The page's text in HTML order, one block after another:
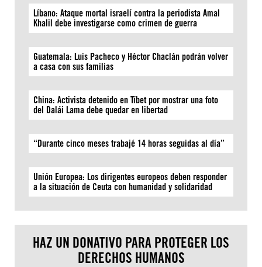
Líbano: Ataque mortal israelí contra la periodista Amal
Khalil debe investigarse como crimen de guerra
Guatemala: Luis Pacheco y Héctor Chaclán podrán volver
a casa con sus familias
China: Activista detenido en Tíbet por mostrar una foto
del Dalái Lama debe quedar en libertad
“Durante cinco meses trabajé 14 horas seguidas al día”
Unión Europea: Los dirigentes europeos deben responder
a la situación de Ceuta con humanidad y solidaridad
HAZ UN DONATIVO PARA PROTEGER LOS
DERECHOS HUMANOS